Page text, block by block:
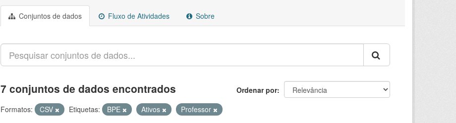
Conjuntos de dados Fluxo de Atividades Sobre
Ordenar por
7 conjuntos de dados encontrados
Formatos: CSV Etiquetas: BPE Ativos Professor